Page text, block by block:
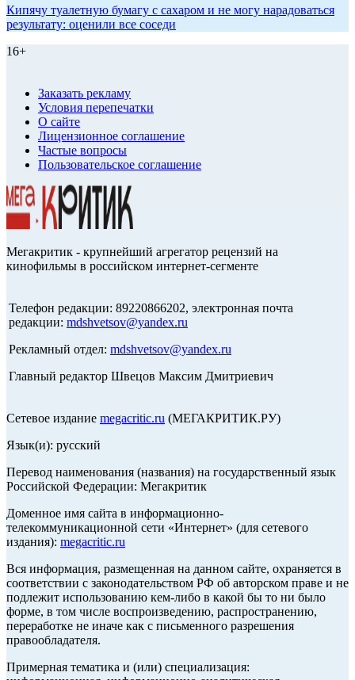
Кипячу туалетную бумагу с сахаром и не могу нарадоваться
результату: оценили все соседи
16+
Заказать рекламу
Условия перепечатки
О сайте
Лицензионное соглашение
Частые вопросы
Пользовательское соглашение
Мегакритик - крупнейший агрегатор рецензий на
кинофильмы в российском интернет-сегменте
Телефон редакции: 89220866202, электронная почта
редакции: mdshvetsov@yandex.ru
Рекламный отдел: mdshvetsov@yandex.ru
Главный редактор Швецов Максим Дмитриевич
Сетевое издание megacritic.ru (МЕГАКРИТИК.РУ)
Язык(и): русский
Перевод наименования (названия) на государственный язык
Российской Федерации: Мегакритик
Доменное имя сайта в информационно-
телекоммуникационной сети «Интернет» (для сетевого
издания): megacritic.ru
Вся информация, размещенная на данном сайте, охраняется в
соответствии с законодательством РФ об авторском праве и не
подлежит использованию кем-либо в какой бы то ни было
форме, в том числе воспроизведению, распространению,
переработке не иначе как с письменного разрешения
правообладателя.
Примерная тематика и (или) специализация: